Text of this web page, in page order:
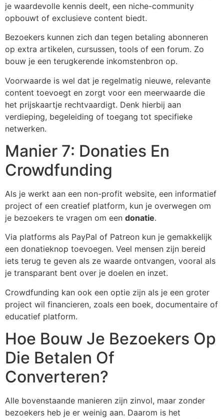
je waardevolle kennis deelt, een niche-community
opbouwt of exclusieve content biedt.
Bezoekers kunnen zich dan tegen betaling abonneren
op extra artikelen, cursussen, tools of een forum. Zo
bouw je een terugkerende inkomstenbron op.
Voorwaarde is wel dat je regelmatig nieuwe, relevante
content toevoegt en zorgt voor een meerwaarde die
het prijskaartje rechtvaardigt. Denk hierbij aan
verdieping, begeleiding of toegang tot specifieke
netwerken.
Manier 7: Donaties En
Crowdfunding
Als je werkt aan een non-profit website, een informatief
project of een creatief platform, kun je overwegen om
je bezoekers te vragen om een donatie.
Via platforms als PayPal of Patreon kun je gemakkelijk
een donatieknop toevoegen. Veel mensen zijn bereid
iets terug te geven als ze waarde ontvangen, vooral als
je transparant bent over je doelen en inzet.
Crowdfunding kan ook een optie zijn als je een groter
project wil financieren, zoals een boek, documentaire of
educatief platform.
Hoe Bouw Je Bezoekers Op
Die Betalen Of
Converteren?
Alle bovenstaande manieren zijn zinvol, maar zonder
bezoekers heb je er weinig aan. Daarom is het